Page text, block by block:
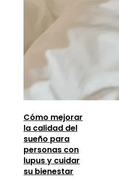
Cómo mejorar
la calidad del
sueño para
personas con
lupus y cuidar
su bienestar